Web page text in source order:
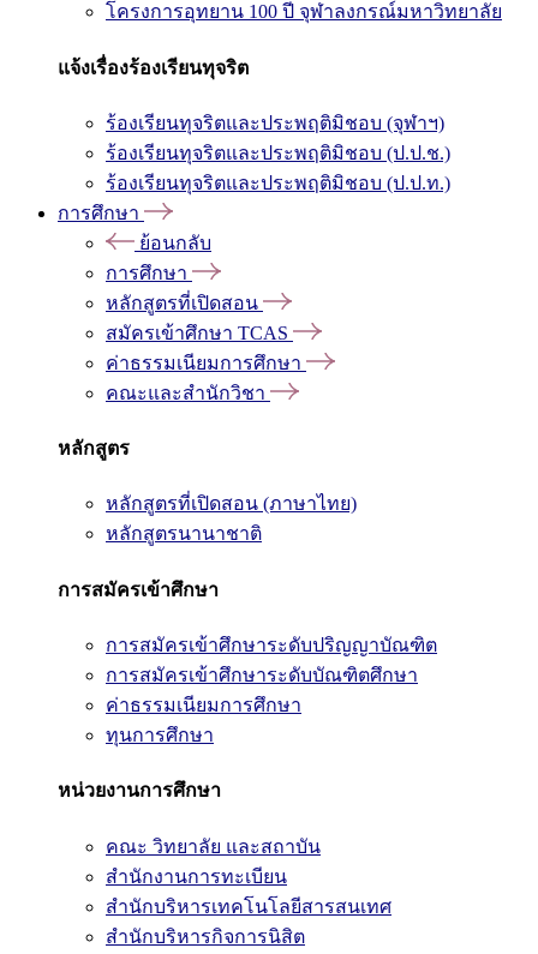
โครงการอุทยาน 100 ปี จุฬาลงกรณ์มหาวิทยาลัย
แจ้งเรื่องร้องเรียนทุจริต
ร้องเรียนทุจริตและประพฤติมิชอบ (จุฬาฯ)
ร้องเรียนทุจริตและประพฤติมิชอบ (ป.ป.ช.)
ร้องเรียนทุจริตและประพฤติมิชอบ (ป.ป.ท.)
การศึกษา
ย้อนกลับ
การศึกษา
หลักสูตรที่เปิดสอน
สมัครเข้าศึกษา TCAS
ค่าธรรมเนียมการศึกษา
คณะและสำนักวิชา
หลักสูตร
หลักสูตรที่เปิดสอน (ภาษาไทย)
หลักสูตรนานาชาติ
การสมัครเข้าศึกษา
การสมัครเข้าศึกษาระดับปริญญาบัณฑิต
การสมัครเข้าศึกษาระดับบัณฑิตศึกษา
ค่าธรรมเนียมการศึกษา
ทุนการศึกษา
หน่วยงานการศึกษา
คณะ วิทยาลัย และสถาบัน
สำนักงานการทะเบียน
สำนักบริหารเทคโนโลยีสารสนเทศ
สำนักบริหารกิจการนิสิต